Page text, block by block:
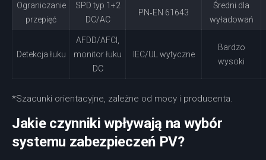
Ograniczanie
przepięć
SPD typ 1+2
DC/AC
PN‑EN 61643
Średni dla
wyładowań
Detekcja łuku
AFDD/AFCI,
monitor łuku
DC
IEC/UL wytyczne
Bardzo
wysoki
*Szacunki orientacyjne, zależne od mocy i producenta.
Jakie czynniki wpływają na wybór
systemu zabezpieczeń PV?